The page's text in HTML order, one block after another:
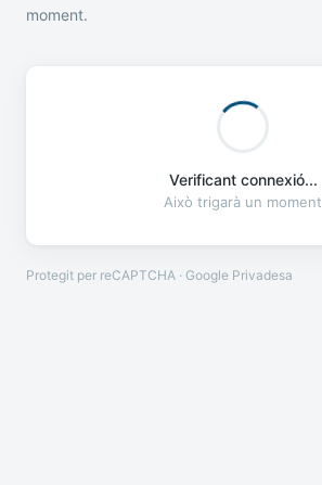
moment.
Verificant connexió...
Això trigarà un moment
Protegit per reCAPTCHA · Google Privadesa